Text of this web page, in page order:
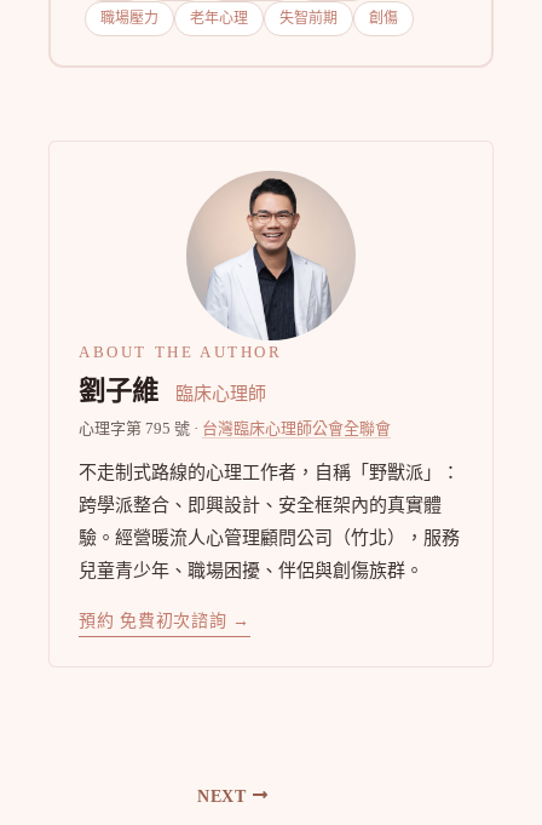
職場壓力 老年心理 失智前期 創傷
ABOUT THE AUTHOR
劉子維 臨床心理師
心理字第 795 號 · 台灣臨床心理師公會全聯會
不走制式路線的心理工作者，自稱「野獸派」：
跨學派整合、即興設計、安全框架內的真實體
驗。經營暖流人心管理顧問公司（竹北），服務
兒童青少年、職場困擾、伴侶與創傷族群。
預約 免費初次諮詢 →
NEXT